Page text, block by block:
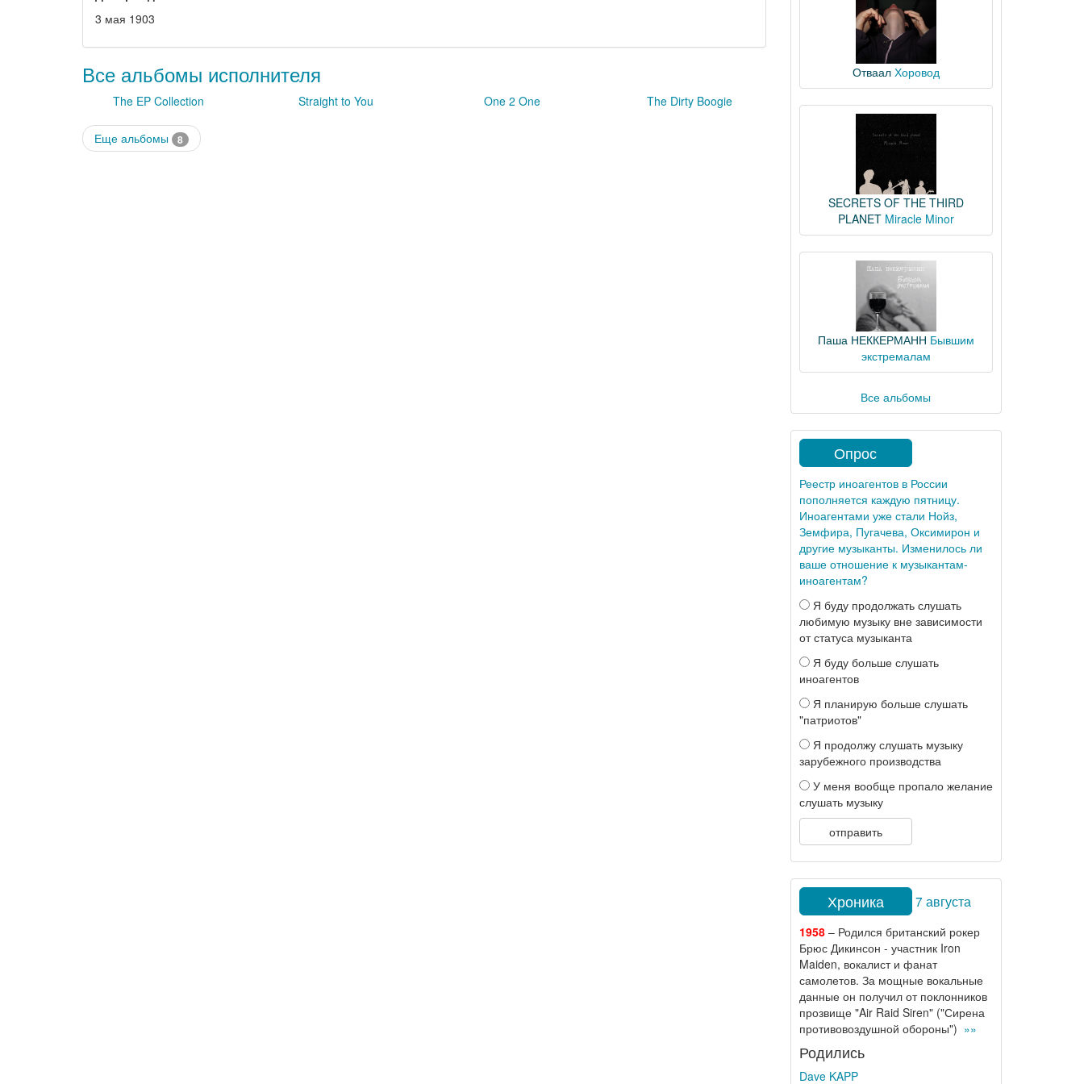
3 мая 1903
Все альбомы исполнителя
The EP Collection Straight to You One 2 One The Dirty Boogie
Еще альбомы 8
Отваал Хоровод
SECRETS OF THE THIRD
PLANET Miracle Minor
Паша НЕККЕРМАНН Бывшим
экстремалам
Все альбомы
Опрос
Реестр иноагентов в России
пополняется каждую пятницу.
Иноагентами уже стали Нойз,
Земфира, Пугачева, Оксимирон и
другие музыканты. Изменилось ли
ваше отношение к музыкантам-
иноагентам?
Я буду продолжать слушать
любимую музыку вне зависимости
от статуса музыканта
Я буду больше слушать
иноагентов
Я планирую больше слушать
"патриотов"
Я продолжу слушать музыку
зарубежного производства
У меня вообще пропало желание
слушать музыку
отправить
Хроника 7 августа
1958– Родился британский рокер
Брюс Дикинсон - участник Iron
Maiden, вокалист и фанат
самолетов. За мощные вокальные
данные он получил от поклонников
прозвище "Air Raid Siren" ("Сирена
противовоздушной обороны") »»
Родились
Dave KAPP